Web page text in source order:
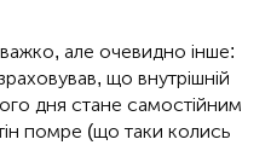
але очевидно інше:
що внутрішній
дня стане самостійним
помре (що таки колись